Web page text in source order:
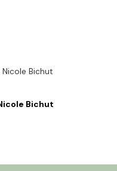
Bichut
Bichut